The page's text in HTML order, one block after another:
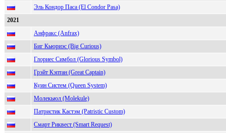
Эль Кондор Паса (El Condor Pasa)
2021
Анфракс (Anfrax)
Биг Кьюриэс (Big Curious)
Глориес Симбол (Glorious Symbol)
Грэйт Кэптан (Great Captain)
Куин Систем (Queen System)
Молекьюл (Molekule)
Патристик Кастэм (Patristic Custom)
Смарт Риквест (Smart Request)